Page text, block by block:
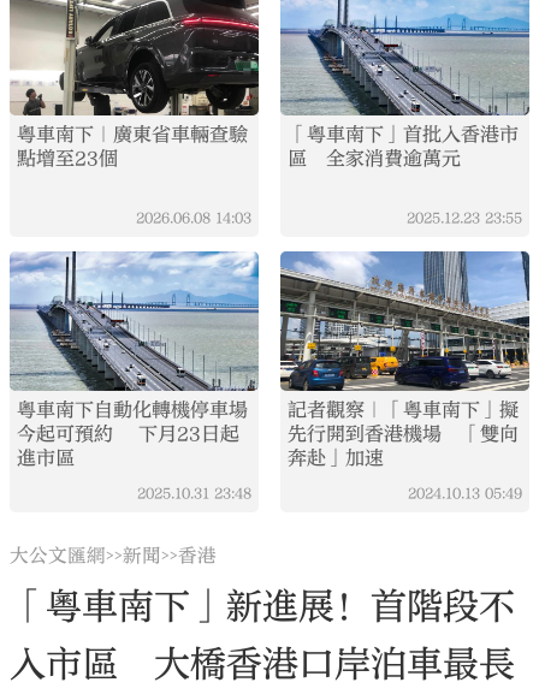
粵車南下｜廣東省車輛查驗
點增至23個
2026.06.08 14:03
「粵車南下」首批入香港市
區 全家消費逾萬元
2025.12.23 23:55
粵車南下自動化轉機停車場
今起可預約 下月23日起
進市區
2025.10.31 23:48
記者觀察｜「粵車南下」擬
先行開到香港機場 「雙向
奔赴」加速
2024.10.13 05:49
大公文匯網>>新聞>>香港
「粵車南下」新進展！首階段不
入市區 大橋香港口岸泊車最長